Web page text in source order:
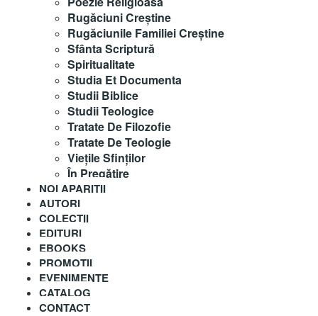
Rugăciuni Creştine
Rugăciunile Familiei Creștine
Sfânta Scriptură
Spiritualitate
Studia Et Documenta
Studii Biblice
Studii Teologice
Tratate De Filozofie
Tratate De Teologie
Vieţile Sfinţilor
În Pregătire
NOI APARITII
AUTORI
COLECȚII
EDITURI
EBOOKS
PROMOȚII
EVENIMENTE
CATALOG
CONTACT